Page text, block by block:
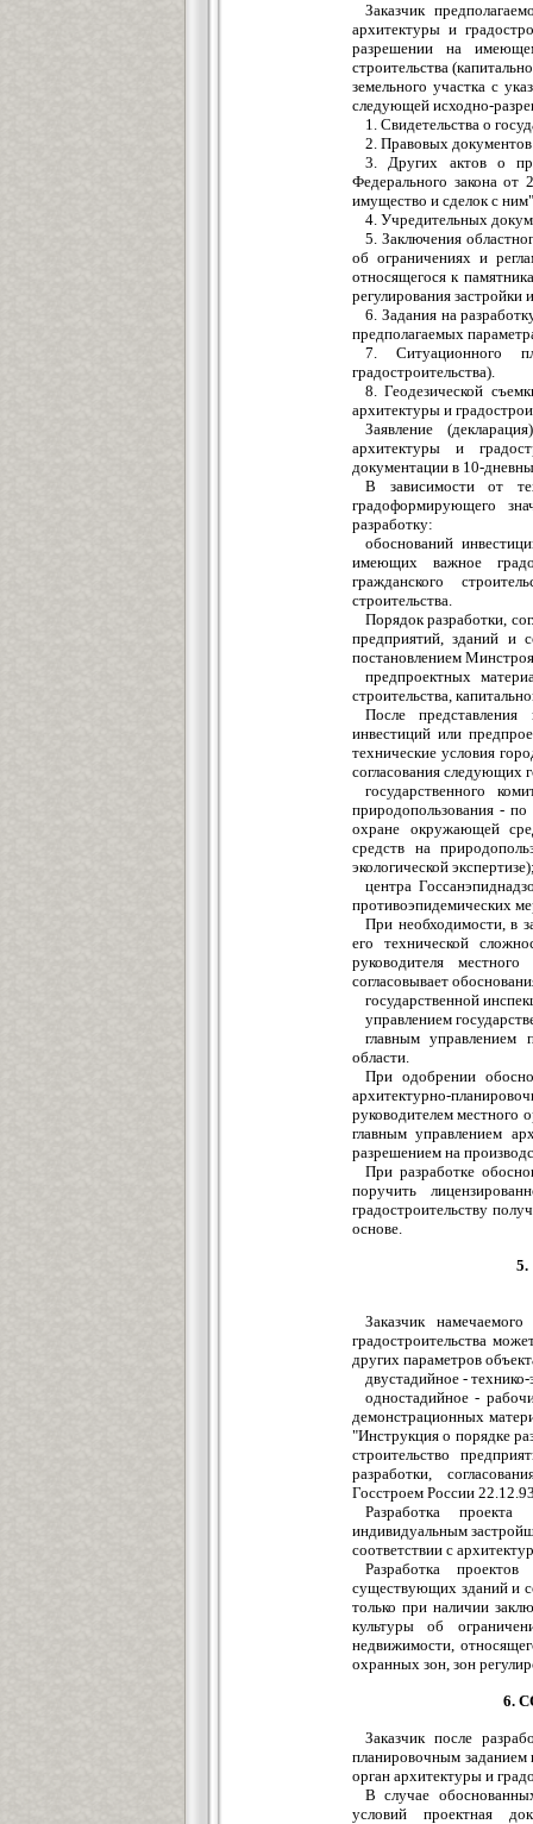
Заказчик
архитектуры и
разрешении на
строительства
земельного участка с
следующей исходно-
1. Свидетельства о
2. Правовых
3. Других актов о
Федерального закона
имущество и сделок с
4. Учредительных
5. Заключения
об ограничениях и
относящегося к
регулирования
6. Задания на
предполагаемых
7. Ситуационного
градостроительства).
8. Геодезической
архитектуры и
Заявление
архитектуры и
документации в 10-
В зависимости от
градоформирующего
разработку:
обоснований
имеющих важное
гражданского
строительства.
Порядок разработки,
предприятий, зданий и
постановлением
предпроектных
строительства,
После
инвестиций или
технические условия
согласования следующих
государственного
природопользования -
охране окружающей
средств на
экологической
центра
противоэпидемических
При необходимости, в
его технической
руководителя
согласовывает
государственной
управлением
главным
области.
При одобрении
архитектурно-
руководителем местного
главным управлением
разрешением на
При разработке
поручить
градостроительству
основе.
Заказчик
градостроительства
других параметров
двустадийное -
одностадийное -
демонстрационных
"Инструкция о порядке
строительство
разработки,
Госстроем России
Разработка
индивидуальным
соответствии с
Разработка
существующих зданий и
только при наличии
культуры об
недвижимости,
охранных зон, зон
6.
Заказчик после
планировочным заданием
орган архитектуры и
В случае
условий проектная